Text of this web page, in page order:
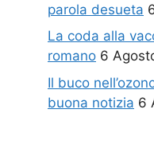
parola desueta
La coda alla
romano 6
Il buco
buona notizia 6